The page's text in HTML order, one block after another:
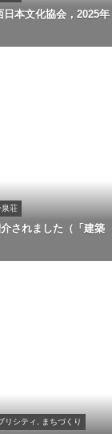
本文化協会，2025年
泉荘
されました（「建築
リシティ, まちづくり